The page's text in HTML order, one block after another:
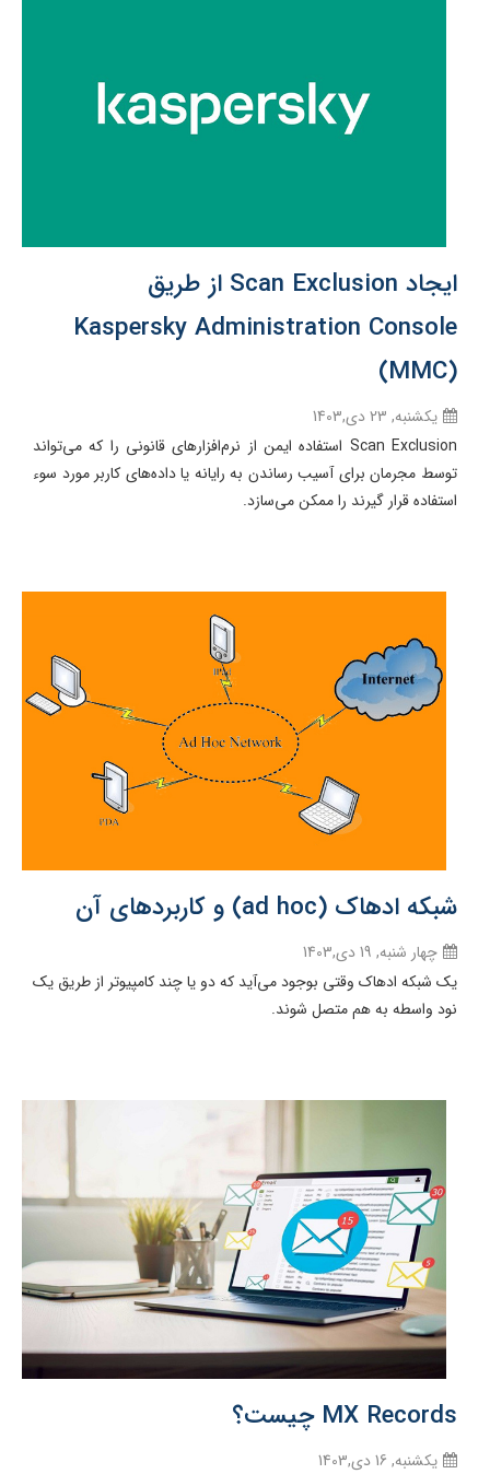
ایجاد Scan Exclusion از طریق
Kaspersky Administration Console
(MMC)
یکشنبه, 23 دی,1403
Scan Exclusion استفاده ایمن از نرم‌افزارهای قانونی را که می‌تواند
توسط مجرمان برای آسیب رساندن به رایانه یا داده‌های کاربر مورد سوء
استفاده قرار گیرند را ممکن می‌سازد.
شبکه ادهاک (ad hoc) و کاربردهای آن
چهار شنبه, 19 دی,1403
یک شبکه ادهاک وقتی بوجود می‌آید که دو یا چند کامپیوتر از طریق یک
نود واسطه به هم متصل شوند.
MX Records چیست؟
یکشنبه, 16 دی,1403